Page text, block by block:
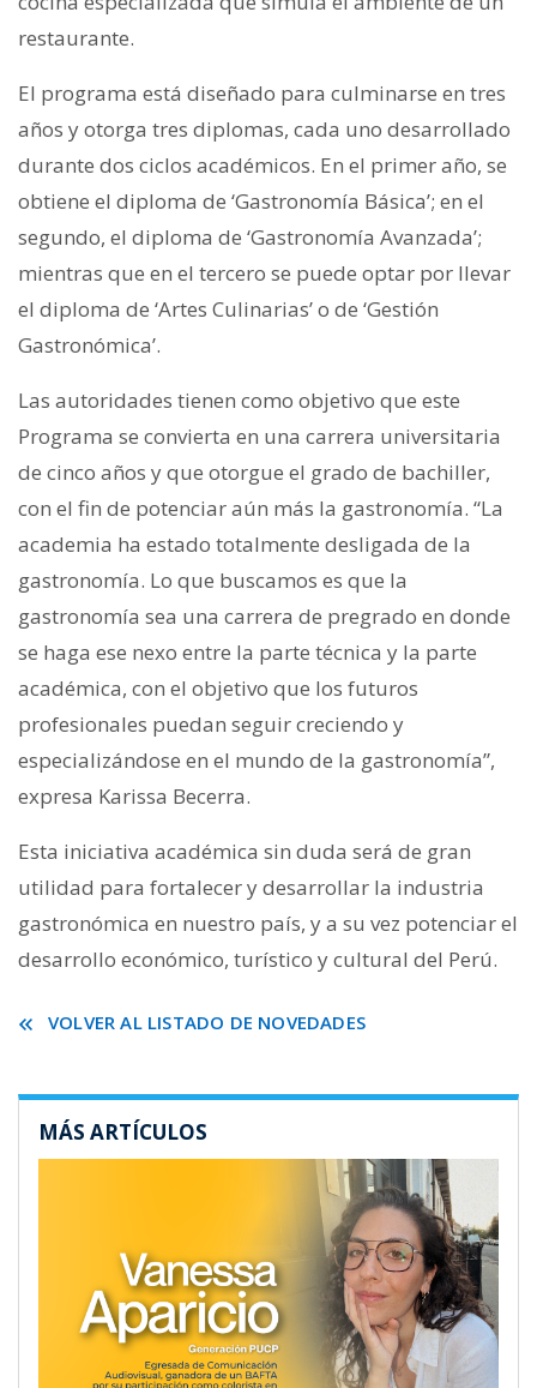
restaurante.
El programa está diseñado para culminarse en tres
años y otorga tres diplomas, cada uno desarrollado
durante dos ciclos académicos. En el primer año, se
obtiene el diploma de ‘Gastronomía Básica’; en el
segundo, el diploma de ‘Gastronomía Avanzada’;
mientras que en el tercero se puede optar por llevar
el diploma de ‘Artes Culinarias’ o de ‘Gestión
Gastronómica’.
Las autoridades tienen como objetivo que este
Programa se convierta en una carrera universitaria
de cinco años y que otorgue el grado de bachiller,
con el fin de potenciar aún más la gastronomía. “La
academia ha estado totalmente desligada de la
gastronomía. Lo que buscamos es que la
gastronomía sea una carrera de pregrado en donde
se haga ese nexo entre la parte técnica y la parte
académica, con el objetivo que los futuros
profesionales puedan seguir creciendo y
especializándose en el mundo de la gastronomía”,
expresa Karissa Becerra.
Esta iniciativa académica sin duda será de gran
utilidad para fortalecer y desarrollar la industria
gastronómica en nuestro país, y a su vez potenciar el
desarrollo económico, turístico y cultural del Perú.
VOLVER AL LISTADO DE NOVEDADES
MÁS ARTÍCULOS